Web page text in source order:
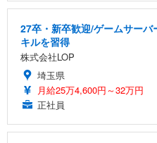
27卒・新卒歓迎/ゲームサー
キルを習得
株式会社LOP
埼玉県
月給25万4,600円～32万円
正社員